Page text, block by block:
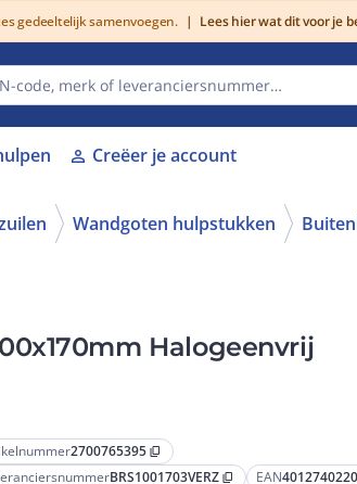
gedeeltelijk samenvoegen. | Lees hier wat dit voor je
person Creëer je account
Wandgoten hulpstukken
Halogeenvrij
2700765395 content_copy
BRS1001703VERZ content_copy EAN